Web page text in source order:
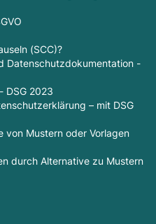
(SCC)?
Datenschutzdokumentation -
DSG 2023
– mit DSG
von Mustern oder Vorlagen
durch Alternative zu Mustern